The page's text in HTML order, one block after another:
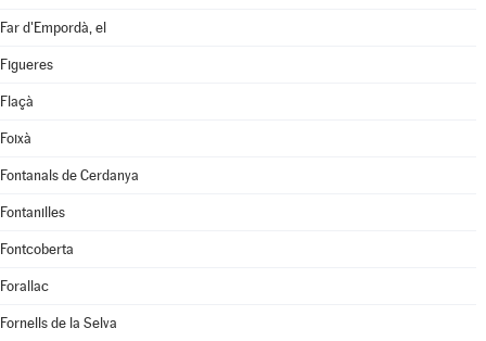
Far d'Empordà, el
Figueres
Flaçà
Foixà
Fontanals de Cerdanya
Fontanilles
Fontcoberta
Forallac
Fornells de la Selva